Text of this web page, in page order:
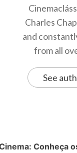
Charles
and
from all
See
Conheça